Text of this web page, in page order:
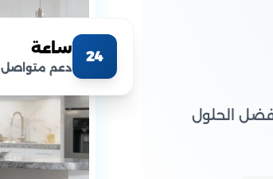
الحلول
24 ساعة
دعم متواصل